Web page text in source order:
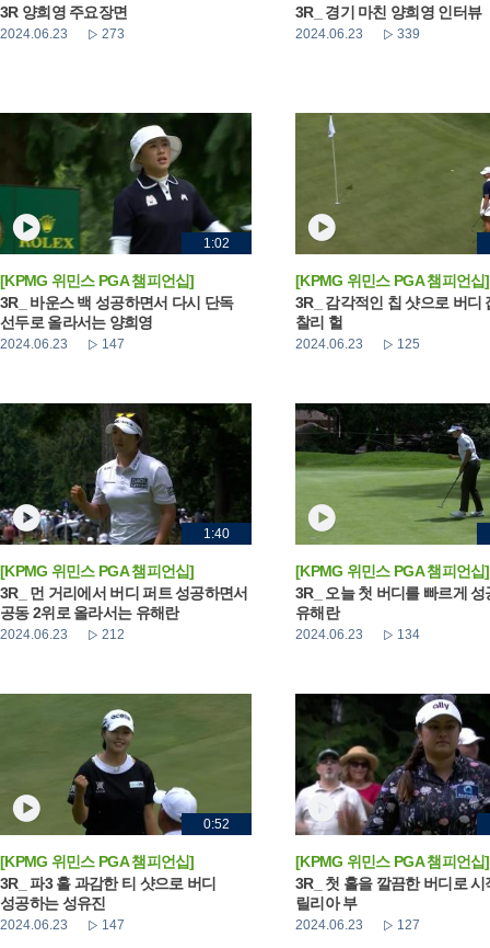
3R 양희영 주요장면
2024.06.23 273
3R_ 경기 마친 양희영 인터뷰
2024.06.23 339
1:02
[KPMG 위민스 PGA 챔피언십]
3R_ 바운스 백 성공하면서 다시 단독
선두로 올라서는 양희영
2024.06.23 147
[KPMG 위민스 PGA 챔피언십]
3R_ 감각적인 칩 샷으로 버디
찰리 헐
2024.06.23 125
1:40
[KPMG 위민스 PGA 챔피언십]
3R_ 먼 거리에서 버디 퍼트 성공하면서
공동 2위로 올라서는 유해란
2024.06.23 212
[KPMG 위민스 PGA 챔피언십]
3R_ 오늘 첫 버디를 빠르게 성
유해란
2024.06.23 134
0:52
[KPMG 위민스 PGA 챔피언십]
3R_ 파3 홀 과감한 티 샷으로 버디
성공하는 성유진
2024.06.23 147
[KPMG 위민스 PGA 챔피언십]
3R_ 첫 홀을 깔끔한 버디로 시
릴리아 부
2024.06.23 127